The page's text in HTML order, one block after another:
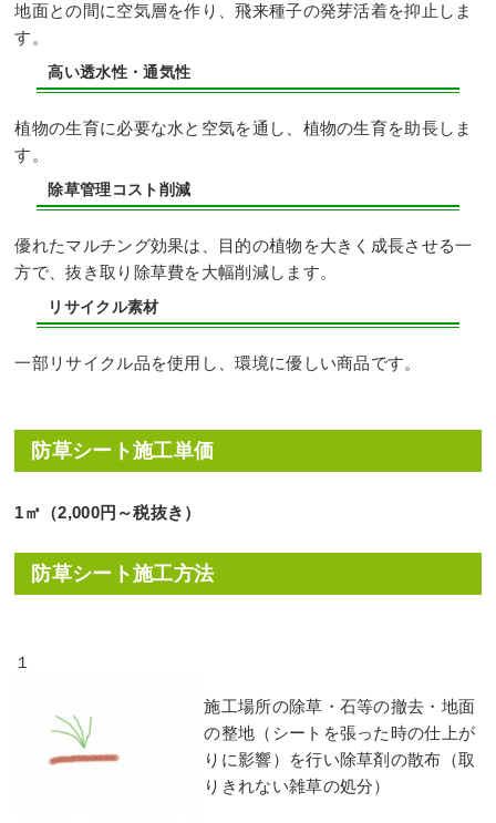
地面との間に空気層を作り、飛来種子の発芽活着を抑止しま
す。
高い透水性・通気性
植物の生育に必要な水と空気を通し、植物の生育を助長しま
す。
除草管理コスト削減
優れたマルチング効果は、目的の植物を大きく成長させる一
方で、抜き取り除草費を大幅削減します。
リサイクル素材
一部リサイクル品を使用し、環境に優しい商品です。
防草シート施工単価
1㎡（2,000円～税抜き）
防草シート施工方法
１
施工場所の除草・石等の撤去・地面
の整地（シートを張った時の仕上が
りに影響）を行い除草剤の散布（取
りきれない雑草の処分）